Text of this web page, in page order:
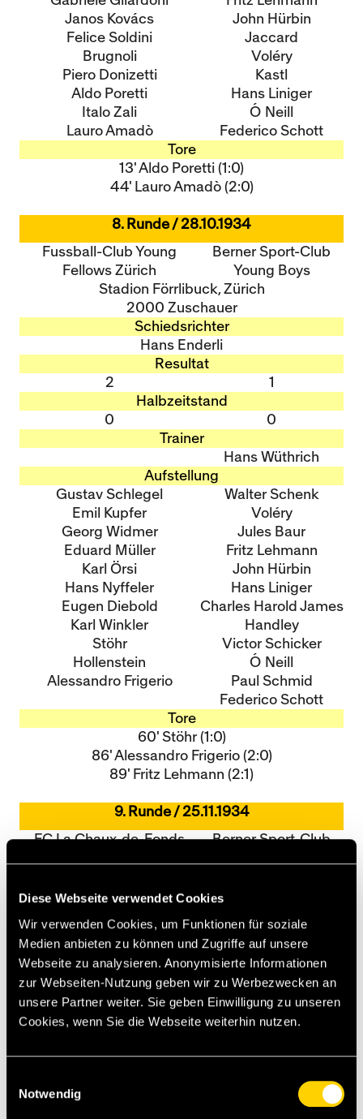
Diese Webseite verwendet Cookies
Wir verwenden Cookies, um Funktionen für soziale
Medien anbieten zu können und Zugriffe auf unsere
Webseite zu analysieren. Anonymisierte Informationen
zur Webseiten-Nutzung geben wir zu Werbezwecken an
unsere Partner weiter. Sie geben Einwilligung zu unseren
Cookies, wenn Sie die Webseite weiterhin nutzen.
Notwendig
Janos Kovács
Felice Soldini
Brugnoli
Piero Donizetti
Aldo Poretti
Italo Zali
Lauro Amadò
John Hürbin
Jaccard
Voléry
Kastl
Hans Liniger
O´Neill
Federico Schott
Tore
13' Aldo Poretti (1:0)
44' Lauro Amadò (2:0)
8. Runde / 28.10.1934
Fussball-Club Young
Fellows Zürich
Berner Sport-Club
Young Boys
Stadion Förrlibuck, Zürich
2000 Zuschauer
Schiedsrichter
Hans Enderli
Resultat
2
1
Halbzeitstand
0
0
Trainer
Hans Wüthrich
Aufstellung
Gustav Schlegel
Emil Kupfer
Georg Widmer
Eduard Müller
Karl Örsi
Hans Nyffeler
Eugen Diebold
Karl Winkler
Stöhr
Hollenstein
Alessandro Frigerio
Walter Schenk
Voléry
Jules Baur
Fritz Lehmann
John Hürbin
Hans Liniger
Charles Harold James
Handley
Victor Schicker
O´Neill
Paul Schmid
Federico Schott
Tore
60' Stöhr (1:0)
86' Alessandro Frigerio (2:0)
89' Fritz Lehmann (2:1)
9. Runde / 25.11.1934
FC La Chaux-de-Fonds
Berner Sport-Club
1200 Zuschauer
Paul Schrumpf
Resultat
4
1
Halbzeitstand
4
1
Trainer
Ernest Jäggi
Walter Schenk
Jules Baur